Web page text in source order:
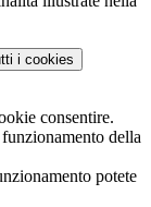
i cookies
consentire.
della
potete